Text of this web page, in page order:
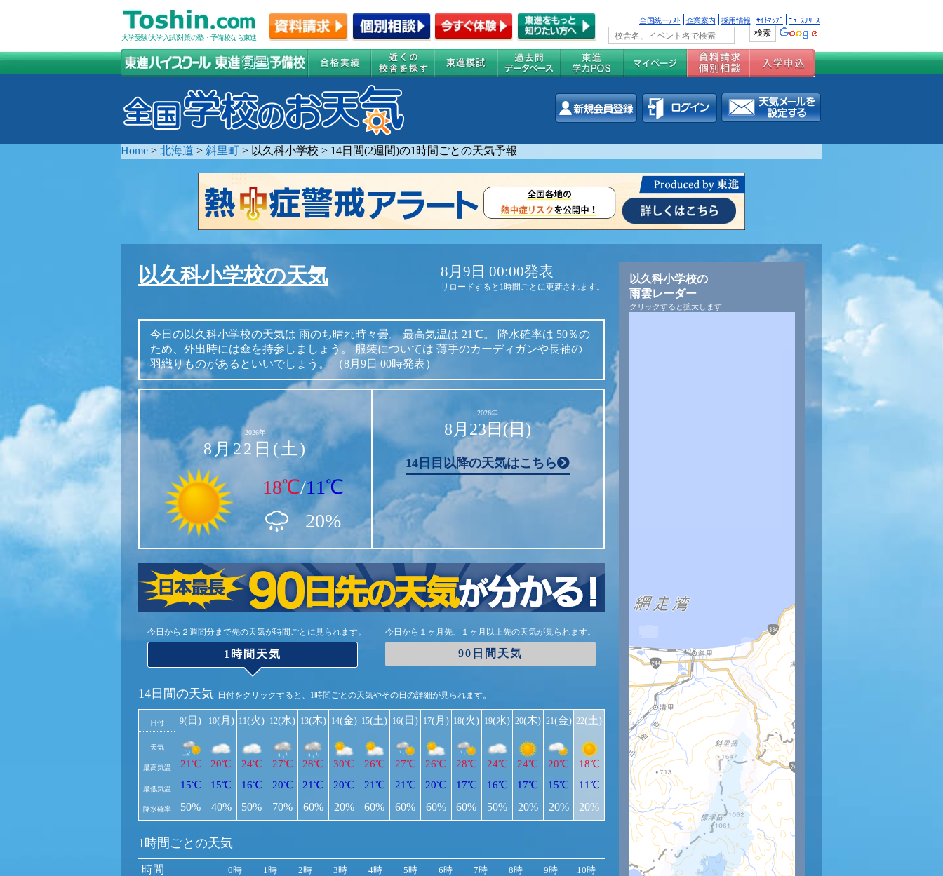
大学受験(大学入試)対策の塾・予備校なら東進
全国統一ﾃｽﾄ 企業案内 採用情報 ｻｲﾄﾏｯﾌﾟ ﾆｭｰｽﾘﾘｰｽ
Home > 北海道 > 斜里町 > 以久科小学校 > 14日間(2週間)の1時間ごとの天気予報
以久科小学校の天気 8月9日 00:00発表
リロードすると1時間ごとに更新されます。
今日の以久科小学校の天気は 雨のち晴れ時々曇。 最高気温は 21℃。 降水確率は 50％の
ため、外出時には傘を持参しましょう。 服装については 薄手のカーディガンや長袖の
羽織りものがあるといいでしょう。
（8月9日 00時発表）
2026年
8月22日(土)
18℃/11℃
20%
2026年
8月23日(日)
14日目以降の天気はこちら
今日から２週間分まで先の天気が時間ごとに見られます。
1時間天気
今日から１ヶ月先、１ヶ月以上先の天気が見られます。
90日間天気
14日間の天気 日付をクリックすると、1時間ごとの天気やその日の詳細が見られます。
日付
天気
最高気温
最低気温
降水確率
9(日)
21℃
15℃
50%
10(月)
20℃
15℃
40%
11(火)
24℃
16℃
50%
12(水)
27℃
20℃
70%
13(木)
28℃
21℃
60%
14(金)
30℃
20℃
20%
15(土)
26℃
21℃
60%
16(日)
27℃
21℃
60%
17(月)
26℃
20℃
60%
18(火)
28℃
17℃
60%
19(水)
24℃
16℃
50%
20(木)
24℃
17℃
20%
21(金)
20℃
15℃
20%
22(土)
18℃
11℃
20%
1時間ごとの天気
時間 0時 1時 2時 3時 4時 5時 6時 7時 8時 9時 10時 11時 12時 13時 14時 15時 16時
以久科小学校の
雨雲レーダー
クリックすると拡大します